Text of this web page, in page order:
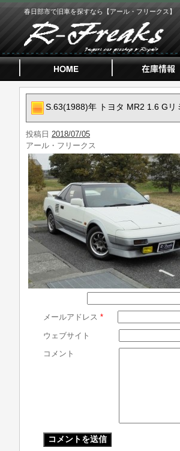
春日部市で旧車を探すなら【アール・フリークス】
S.63(1988)年 トヨタ MR2 1.6 Gリ
投稿日 2018/07/05
アール・フリークス
メールアドレス *
ウェブサイト
コメント